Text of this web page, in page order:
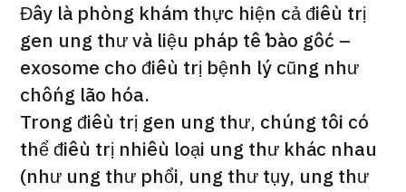
TOP
Đây là phòng khám thực hiện cả điều trị
gen ung thư và liệu pháp tế bào gốc –
exosome cho điều trị bệnh lý cũng như
chống lão hóa.
Trong điều trị gen ung thư, chúng tôi có
thể điều trị nhiều loại ung thư khác nhau
(như ung thư phổi, ung thư tụy, ung thư